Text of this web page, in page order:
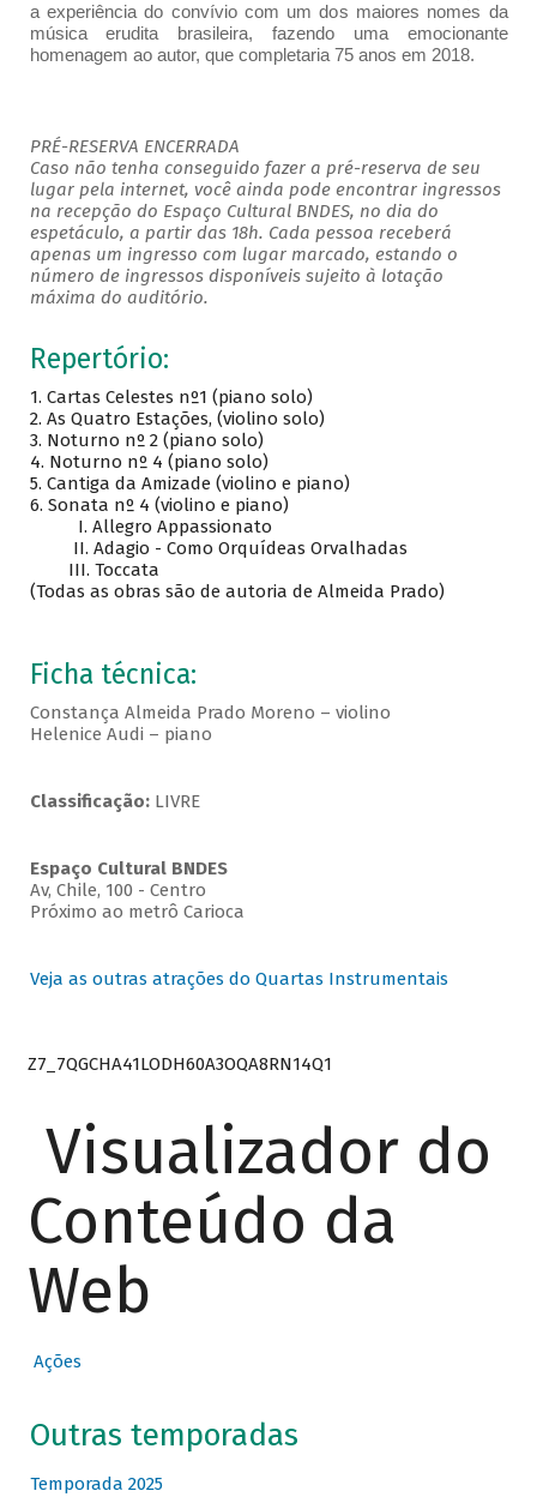
a experiência do convívio com um dos maiores nomes da
música erudita brasileira, fazendo uma emocionante
homenagem ao autor, que completaria 75 anos em 2018.
PRÉ-RESERVA ENCERRADA
Caso não tenha conseguido fazer a pré-reserva de seu
lugar pela internet, você ainda pode encontrar ingressos
na recepção do Espaço Cultural BNDES, no dia do
espetáculo, a partir das 18h. Cada pessoa receberá
apenas um ingresso com lugar marcado, estando o
número de ingressos disponíveis sujeito à lotação
máxima do auditório.
Repertório:
1. Cartas Celestes nº1 (piano solo)
2. As Quatro Estações, (violino solo)
3. Noturno nº 2 (piano solo)
4. Noturno nº 4 (piano solo)
5. Cantiga da Amizade (violino e piano)
6. Sonata nº 4 (violino e piano)
I. Allegro Appassionato
II. Adagio - Como Orquídeas Orvalhadas
III. Toccata
(Todas as obras são de autoria de Almeida Prado)
Ficha técnica:
Constança Almeida Prado Moreno – violino
Helenice Audi – piano
Classificação:LIVRE
Espaço Cultural BNDES
Av, Chile, 100 - Centro
Próximo ao metrô Carioca
Veja as outras atrações do Quartas Instrumentais
Z7_7QGCHA41LODH60A3OQA8RN14Q1
Visualizador do
Conteúdo da
Web
Ações
Outras temporadas
Temporada 2025